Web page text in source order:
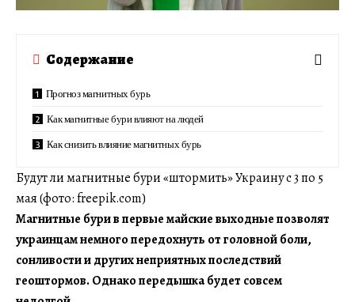
Содержание
Прогноз магнитных бурь
Как магнитные бури влияют на людей
Как снизить влияние магнитных бурь
Будут ли магнитные бури «штормить» Украину с 3 по 5
мая (фото: freepik.com)
Магнитные бури в первые майские выходные позволят
украинцам немного передохнуть от головной боли,
сонливости и других неприятных последствий
геоштормов. Однако передышка будет совсем